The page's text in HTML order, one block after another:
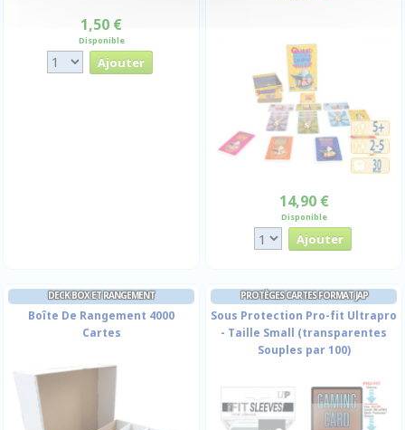
1,50 €
Disponible
14,90 €
Disponible
DECK BOX ET RANGEMENT
Boîte De Rangement 4000
Cartes
PROTÈGES CARTES FORMAT JAP
Sous Protection Pro-fit Ultrapro
- Taille Small (transparentes
Souples par 100)